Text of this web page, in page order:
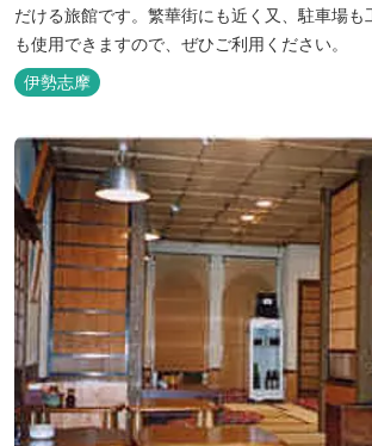
だける旅館です。繁華街にも近く又、駐車場
も使用できますので、ぜひご利用ください。
伊勢志摩